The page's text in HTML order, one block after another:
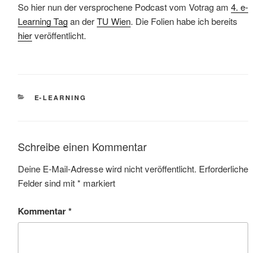
So hier nun der versprochene Podcast vom Votrag am 4. e-
Learning Tagan derTU Wien. Die Folien habe ich bereits
hierveröffentlicht.
KATEGORIEN
E-LEARNING
Schreibe einen Kommentar
Deine E-Mail-Adresse wird nicht veröffentlicht. Erforderliche
Felder sind mit* markiert
Kommentar*